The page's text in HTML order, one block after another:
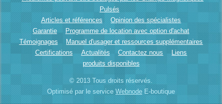
Pulsés
Articles et références
Opinion des spécialistes
Garantie
Programme de location avec option d'achat
Témoignages
Manuel d'usager et ressources supplémentaires
Certifications
Actualités Contactez nous
Liens
produits disponibles
© 2013 Tous droits réservés.
Optimisé par le service WebnodeE-boutique